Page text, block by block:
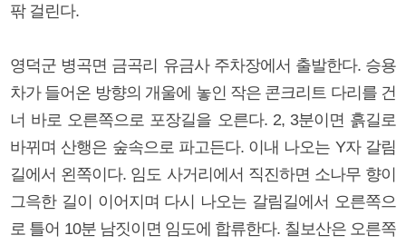
팎 걸린다.
영덕군 병곡면 금곡리 유금사 주차장에서 출발한다. 승용
차가 들어온 방향의 개울에 놓인 작은 콘크리트 다리를 건
너 바로 오른쪽으로 포장길을 오른다. 2, 3분이면 흙길로
바뀌며 산행은 숲속으로 파고든다. 이내 나오는 Y자 갈림
길에서 왼쪽이다. 임도 사거리에서 직진하면 소나무 향이
그윽한 길이 이어지며 다시 나오는 갈림길에서 오른쪽으
로 틀어 10분 남짓이면 임도에 합류한다. 칠보산은 오른쪽